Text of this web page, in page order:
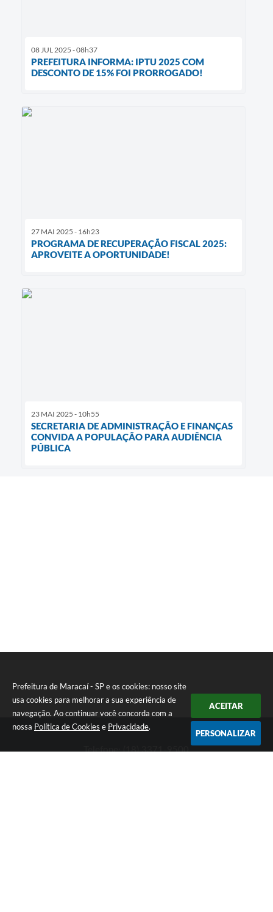
Prefeitura de Maracaí - SP e os cookies: nosso site
usa cookies para melhorar a sua experiência de
navegação. Ao continuar você concorda com a
nossa Política de Cookies e Privacidade.
ACEITAR
PERSONALIZAR
08 JUL 2025 - 08h37
PREFEITURA INFORMA: IPTU 2025 COM
DESCONTO DE 15% FOI PRORROGADO!
27 MAI 2025 - 16h23
PROGRAMA DE RECUPERAÇÃO FISCAL 2025:
APROVEITE A OPORTUNIDADE!
23 MAI 2025 - 10h55
SECRETARIA DE ADMINISTRAÇÃO E FINANÇAS
CONVIDA A POPULAÇÃO PARA AUDIÊNCIA
PÚBLICA
Telefone: (18) 3371-9500